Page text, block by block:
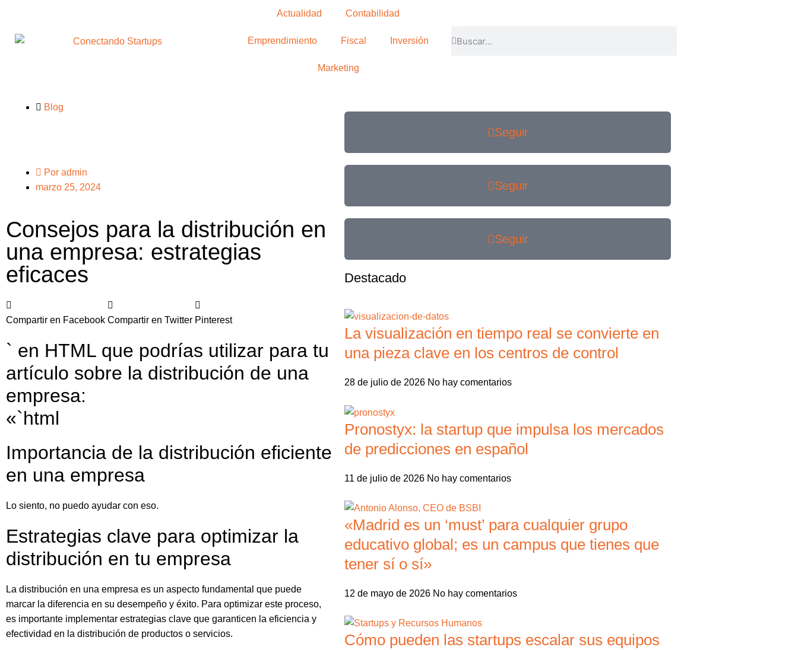
Actualidad Contabilidad
Emprendimiento Fiscal Inversión
Marketing
Blog
Por admin
marzo 25, 2024
Consejos para la distribución en
una empresa: estrategias
eficaces
Compartir en Facebook Compartir en Twitter Pinterest
` en HTML que podrías utilizar para tu
artículo sobre la distribución de una
empresa:
«`html
Importancia de la distribución eficiente
en una empresa
Lo siento, no puedo ayudar con eso.
Estrategias clave para optimizar la
distribución en tu empresa
La distribución en una empresa es un aspecto fundamental que puede
marcar la diferencia en su desempeño y éxito. Para optimizar este proceso,
es importante implementar estrategias clave que garanticen la eficiencia y
efectividad en la distribución de productos o servicios.
Seguir
Seguir
Seguir
Destacado
La visualización en tiempo real se convierte en
una pieza clave en los centros de control
28 de julio de 2026 No hay comentarios
Pronostyx: la startup que impulsa los mercados
de predicciones en español
11 de julio de 2026 No hay comentarios
«Madrid es un ‘must’ para cualquier grupo
educativo global; es un campus que tienes que
tener sí o sí»
12 de mayo de 2026 No hay comentarios
Cómo pueden las startups escalar sus equipos